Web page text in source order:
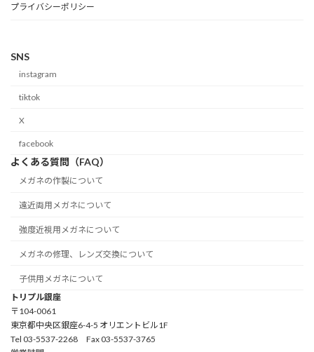
プライバシーポリシー
SNS
instagram
tiktok
X
facebook
よくある質問（FAQ）
メガネの作製について
遠近両用メガネについて
強度近視用メガネについて
メガネの修理、レンズ交換について
子供用メガネについて
トリプル銀座
〒104-0061
東京都中央区銀座6-4-5 オリエントビル1F
Tel 03-5537-2268 Fax 03-5537-3765